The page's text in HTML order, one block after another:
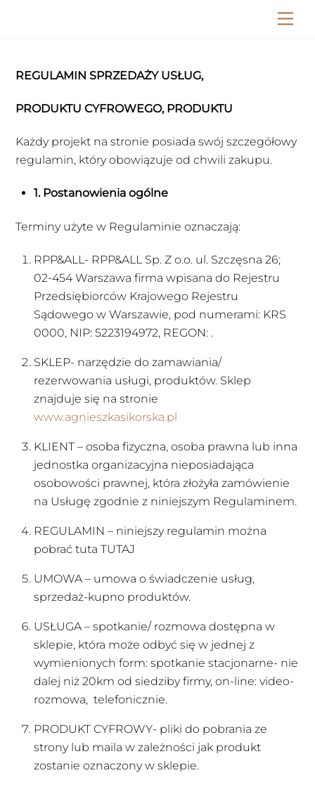
REGULAMIN SPRZEDAŻY USŁUG,
PRODUKTU CYFROWEGO, PRODUKTU
Każdy projekt na stronie posiada swój szczegółowy
regulamin, który obowiązuje od chwili zakupu.
1. Postanowienia ogólne
Terminy użyte w Regulaminie oznaczają:
RPP&ALL- RPP&ALL Sp. Z o.o. ul. Szczęsna 26;
02-454 Warszawa firma wpisana do Rejestru
Przedsiębiorców Krajowego Rejestru
Sądowego w Warszawie, pod numerami: KRS
0000, NIP: 5223194972, REGON: .
SKLEP- narzędzie do zamawiania/
rezerwowania usługi, produktów. Sklep
znajduje się na stronie
www.agnieszkasikorska.pl
KLIENT – osoba fizyczna, osoba prawna lub inna
jednostka organizacyjna nieposiadająca
osobowości prawnej, która złożyła zamówienie
na Usługę zgodnie z niniejszym Regulaminem.
REGULAMIN – niniejszy regulamin można
pobrać tuta TUTAJ
UMOWA – umowa o świadczenie usług,
sprzedaż-kupno produktów.
USŁUGA – spotkanie/ rozmowa dostępna w
sklepie, która może odbyć się w jednej z
wymienionych form: spotkanie stacjonarne- nie
dalej niż 20km od siedziby firmy, on-line: video-
rozmowa, telefonicznie.
PRODUKT CYFROWY- pliki do pobrania ze
strony lub maila w zależności jak produkt
zostanie oznaczony w sklepie.